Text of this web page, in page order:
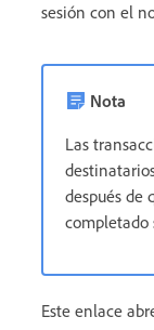
sesión con el
Nota
Las
después de
completado
Este enlace